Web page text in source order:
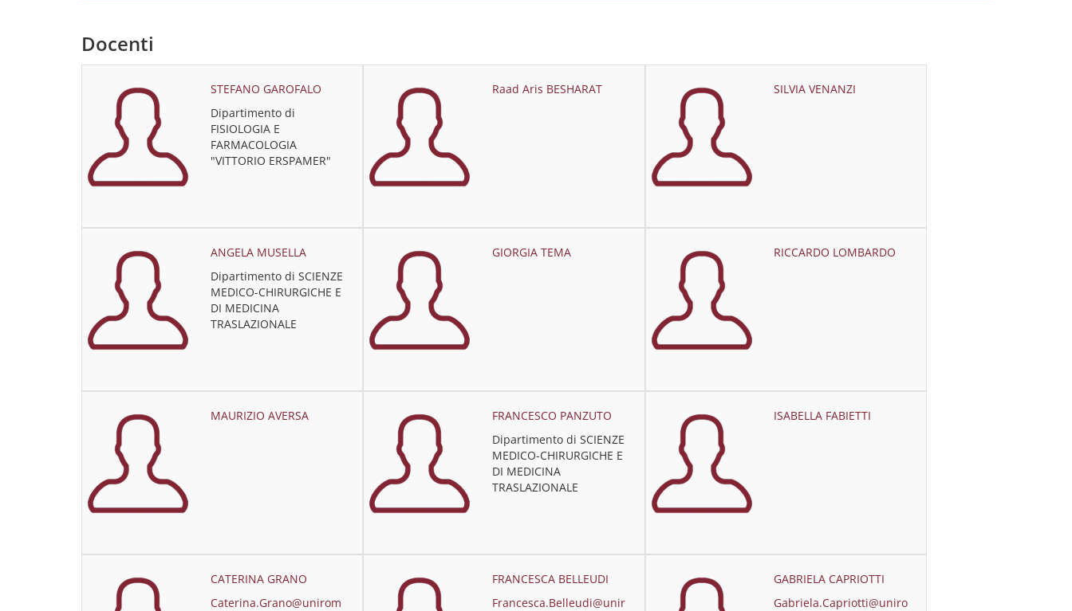
Docenti
STEFANO GAROFALO
Dipartimento di
FISIOLOGIA E
FARMACOLOGIA
"VITTORIO ERSPAMER"
Raad Aris BESHARAT SILVIA VENANZI
ANGELA MUSELLA
Dipartimento di SCIENZE
MEDICO-CHIRURGICHE E
DI MEDICINA
TRASLAZIONALE
GIORGIA TEMA RICCARDO LOMBARDO
MAURIZIO AVERSA
FRANCESCO PANZUTO
Dipartimento di SCIENZE
MEDICO-CHIRURGICHE E
DI MEDICINA
TRASLAZIONALE
ISABELLA FABIETTI
CATERINA GRANO
Caterina.Grano@unirom
FRANCESCA BELLEUDI
Francesca.Belleudi@unir
GABRIELA CAPRIOTTI
Gabriela.Capriotti@uniro